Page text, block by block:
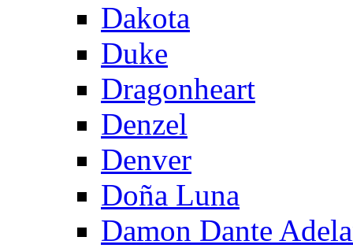
Dakota
Duke
Dragonheart
Denzel
Denver
Doña Luna
Damon Dante